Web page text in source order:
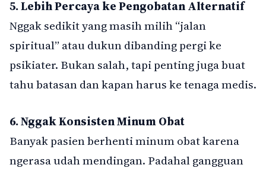
5. Lebih Percaya ke Pengobatan Alternatif
Nggak sedikit yang masih milih “jalan
spiritual” atau dukun dibanding pergi ke
psikiater. Bukan salah, tapi penting juga buat
tahu batasan dan kapan harus ke tenaga medis.
6. Nggak Konsisten Minum Obat
Banyak pasien berhenti minum obat karena
ngerasa udah mendingan. Padahal gangguan